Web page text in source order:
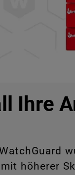
Ihre
höherer